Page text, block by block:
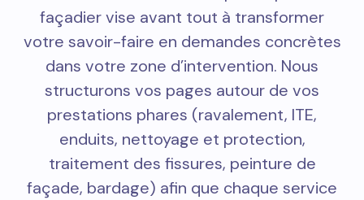
façadier vise avant tout à transformer
votre savoir-faire en demandes concrètes
dans votre zone d’intervention. Nous
structurons vos pages autour de vos
prestations phares (ravalement, ITE,
enduits, nettoyage et protection,
traitement des fissures, peinture de
façade, bardage) afin que chaque service